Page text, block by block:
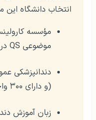
انتخاب دانشگاه این
مؤسسه
موضوعی QS در سال ۲۰۲۶ است.
دندانپزشکی
(و دارای ۳۰۰ واحد اروپایی) است.
زبان آموزش